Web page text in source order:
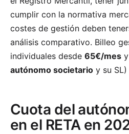
cumplir con la normativa
costes de gestión deben
análisis comparativo. Billeo
individuales desde 65€/mes
autónomo societario y su
Cuota del
en el RETA en